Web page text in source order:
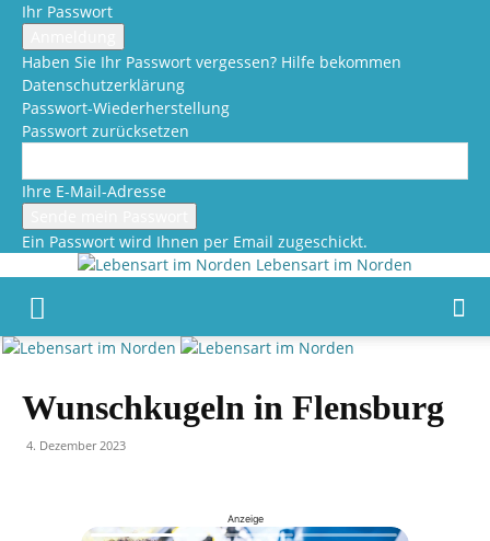
Ihr Passwort
Haben Sie Ihr Passwort vergessen? Hilfe bekommen
Datenschutzerklärung
Passwort-Wiederherstellung
Passwort zurücksetzen
Ihre E-Mail-Adresse
Ein Passwort wird Ihnen per Email zugeschickt.
Lebensart im Norden
Wunschkugeln in Flensburg
4. Dezember 2023
Anzeige